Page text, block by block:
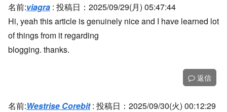
名前:viagra : 投稿日：2025/09/29(月) 05:47:44
Hi, yeah this article is genuinely nice and I have learned lot
of things from it regarding
blogging. thanks.
返信
名前:Westrise Corebit: 投稿日：2025/09/30(火) 00:12:29